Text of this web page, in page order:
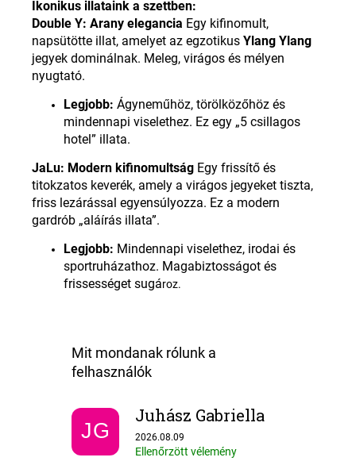
Ikonikus illataink a szettben:
Double Y: Arany elegancia Egy kifinomult,
napsütötte illat, amelyet az egzotikus Ylang Ylang
jegyek dominálnak. Meleg, virágos és mélyen
nyugtató.
Legjobb: Ágyneműhöz, törölközőhöz és
mindennapi viselethez. Ez egy „5 csillagos
hotel” illata.
JaLu: Modern kifinomultság Egy frissítő és
titokzatos keverék, amely a virágos jegyeket tiszta,
friss lezárással egyensúlyozza. Ez a modern
gardrób „aláírás illata”.
Legjobb: Mindennapi viselethez, irodai és
sportruházathoz. Magabiztosságot és
frissességet sugároz.
JG
Juhász Gabriella
Az áruház értékelése 5-ből 5 csillag.
2026.08.09
Ellenőrzött vélemény